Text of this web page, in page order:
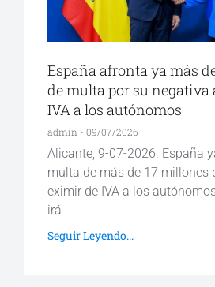
España afronta ya más
de multa por su
IVA a los autónomos
admin 09/07/2026
Alicante, 9-07-2026. España
multa de más de 17 millones
eximir de IVA a los
irá
Seguir Leyendo...